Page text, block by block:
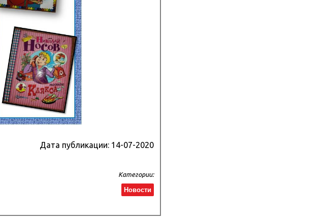
Дата публикации: 14-07-2020
Категории:
Новости